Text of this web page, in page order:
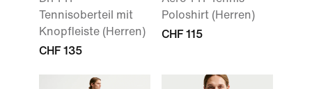
Tennisoberteil mit
Knopfleiste (Herren)
CHF 135
Poloshirt (Herren)
CHF 115